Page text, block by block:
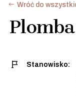
Wróć do
Stanowisko: